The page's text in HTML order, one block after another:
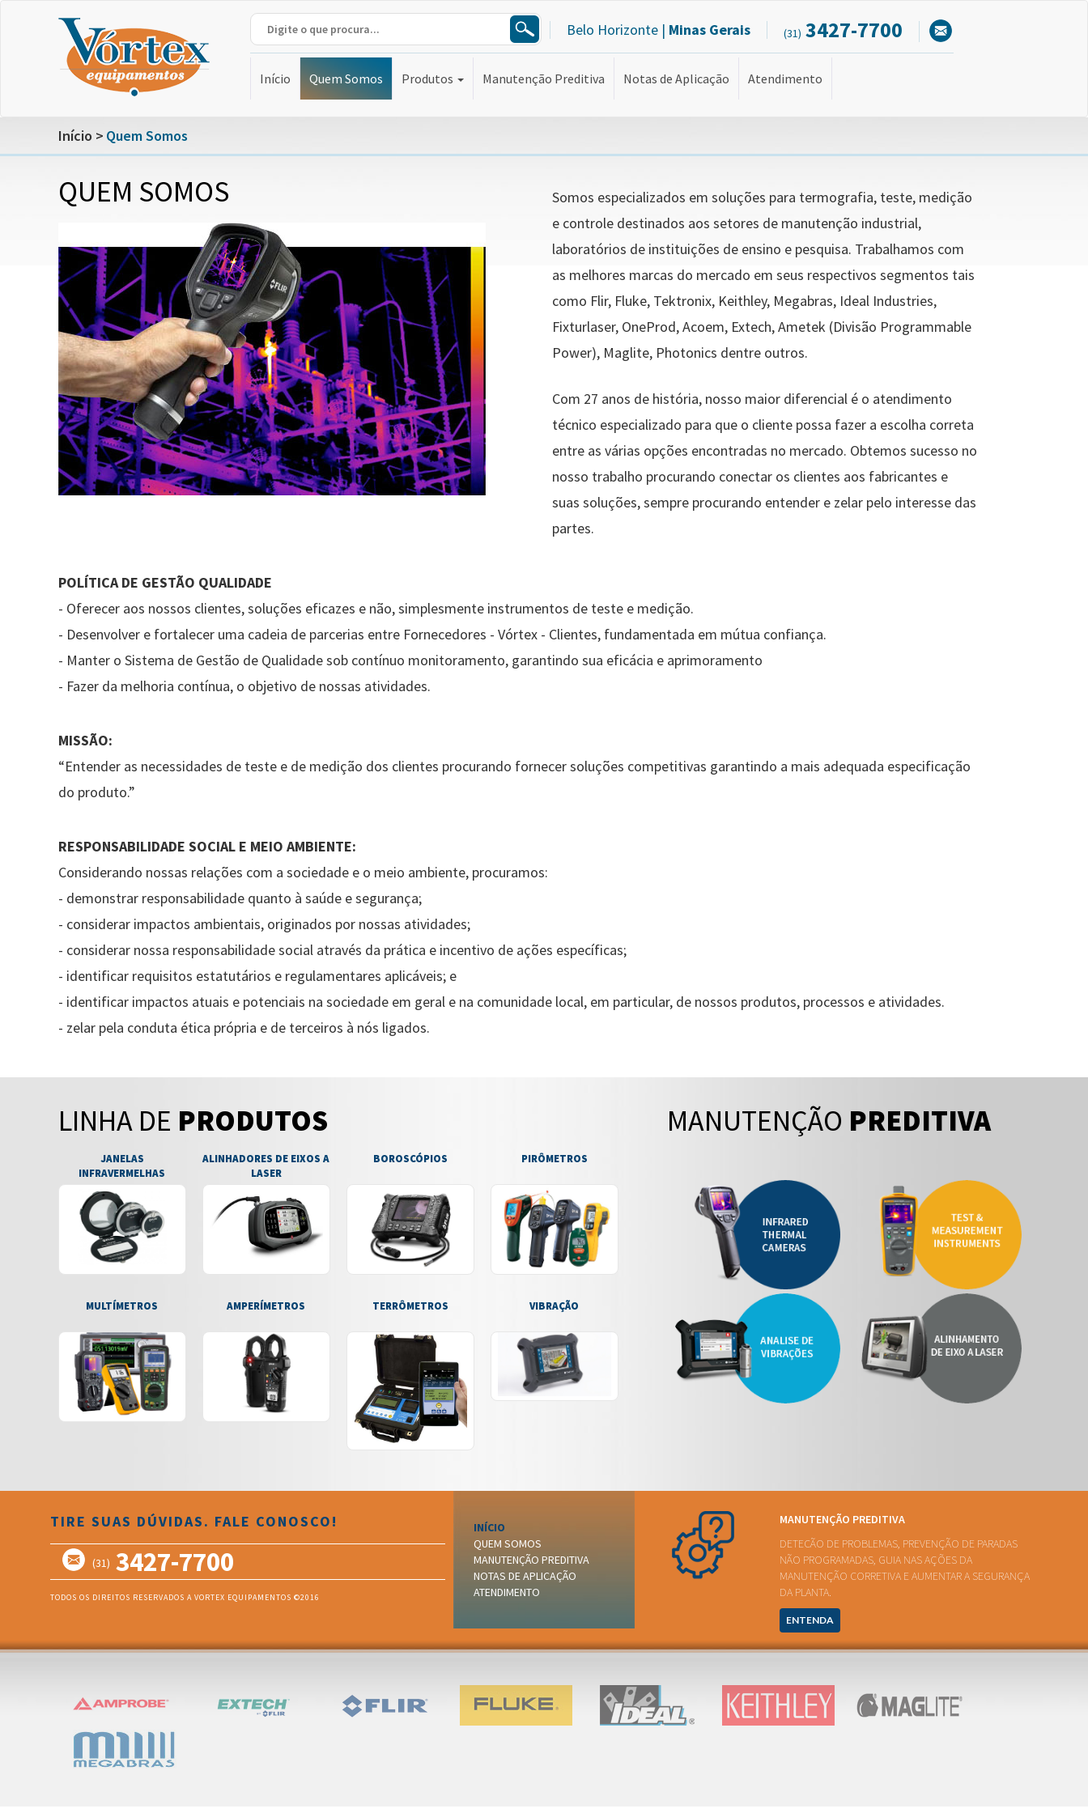
Belo Horizonte | Minas Gerais (31) 3427-7700
Início Quem Somos Produtos Manutenção Preditiva Notas de Aplicação Atendimento
Início Quem Somos
QUEM SOMOS
Somos especializados em soluções para termografia, teste, medição
e controle destinados aos setores de manutenção industrial,
laboratórios de instituições de ensino e pesquisa. Trabalhamos com
as melhores marcas do mercado em seus respectivos segmentos tais
como Flir, Fluke, Tektronix, Keithley, Megabras, Ideal Industries,
Fixturlaser, OneProd, Acoem, Extech, Ametek (Divisão Programmable
Power), Maglite, Photonics dentre outros.
Com 27 anos de história, nosso maior diferencial é o atendimento
técnico especializado para que o cliente possa fazer a escolha correta
entre as várias opções encontradas no mercado. Obtemos sucesso no
nosso trabalho procurando conectar os clientes aos fabricantes e
suas soluções, sempre procurando entender e zelar pelo interesse das
partes.
POLÍTICA DE GESTÃO QUALIDADE
- Oferecer aos nossos clientes, soluções eficazes e não, simplesmente instrumentos de teste e medição.
- Desenvolver e fortalecer uma cadeia de parcerias entre Fornecedores - Vórtex - Clientes, fundamentada em mútua confiança.
- Manter o Sistema de Gestão de Qualidade sob contínuo monitoramento, garantindo sua eficácia e aprimoramento
- Fazer da melhoria contínua, o objetivo de nossas atividades.
MISSÃO:
“Entender as necessidades de teste e de medição dos clientes procurando fornecer soluções competitivas garantindo a mais adequada especificação
do produto.”
RESPONSABILIDADE SOCIAL E MEIO AMBIENTE:
Considerando nossas relações com a sociedade e o meio ambiente, procuramos:
- demonstrar responsabilidade quanto à saúde e segurança;
- considerar impactos ambientais, originados por nossas atividades;
- considerar nossa responsabilidade social através da prática e incentivo de ações específicas;
- identificar requisitos estatutários e regulamentares aplicáveis; e
- identificar impactos atuais e potenciais na sociedade em geral e na comunidade local, em particular, de nossos produtos, processos e atividades.
- zelar pela conduta ética própria e de terceiros à nós ligados.
LINHA DE PRODUTOS
JANELAS
INFRAVERMELHAS
ALINHADORES DE EIXOS A
LASER
BOROSCÓPIOS PIRÔMETROS
MULTÍMETROS AMPERÍMETROS TERRÔMETROS VIBRAÇÃO
MANUTENÇÃO PREDITIVA
TIRE SUAS DÚVIDAS. FALE CONOSCO!
(31) 3427-7700
TODOS OS DIREITOS RESERVADOS A VORTEX EQUIPAMENTOS ©2016
INÍCIO
QUEM SOMOS
MANUTENÇÃO PREDITIVA
NOTAS DE APLICAÇÃO
ATENDIMENTO
MANUTENÇÃO PREDITIVA
DETECÃO DE PROBLEMAS, PREVENÇÃO DE PARADAS
NÃO PROGRAMADAS, GUIA NAS AÇÕES DA
MANUTENÇÃO CORRETIVA E AUMENTAR A SEGURANÇA
DA PLANTA.
ENTENDA